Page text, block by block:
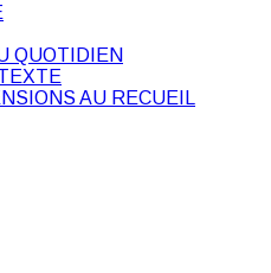
QUOTIDIEN
AU RECUEIL